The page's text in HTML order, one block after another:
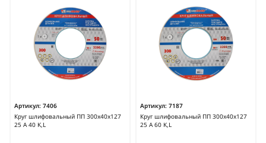
Артикул: 7406
Круг шлифовальный ПП 300х40х127
25 А 40 K,L
Артикул: 7187
Круг шлифовальный ПП 300х40х127
25 А 60 K,L